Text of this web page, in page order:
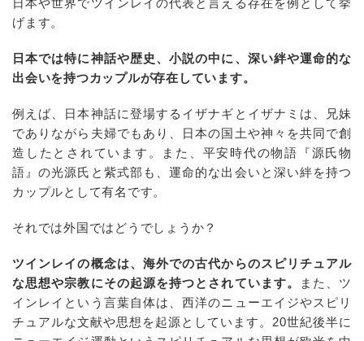
日本や世界でツインレイの代表と言える存在を例として挙
げます。
日本では特に神話や歴史、小説の中に、深い絆や運命的な
出会いを持つカップルが存在しています。
例えば、日本神話に登場するイザナギとイザナミは、兄妹
でありながら夫婦でもあり、日本の国土や神々を共同で創
造したとされています。また、平安時代の物語『源氏物
語』の光源氏と紫式部も、運命的な出会いと深い絆を持つ
カップルとして有名です。
それでは外国ではどうでしょうか？
ツインレイの概念は、海外での古代からのスピリチュアル
な思想や宗教にその起源を持つとされています。
また、ツ
インレイという言葉自体は、西洋のニューエイジやスピリ
チュアルな文献や思想を起源としています。20世紀後半に